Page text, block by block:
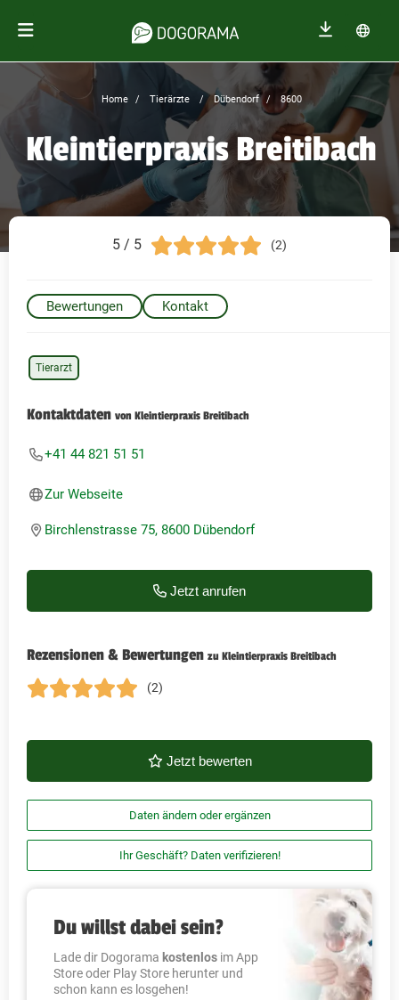
Home Tierärzte Dübendorf 8600
Kleintierpraxis Breitibach
5 / 5 (2)
Bewertungen Kontakt
Tierarzt
Kontaktdaten von Kleintierpraxis Breitibach
+41 44 821 51 51
Zur Webseite
Birchlenstrasse 75, 8600 Dübendorf
Jetzt anrufen
Rezensionen & Bewertungen zu Kleintierpraxis Breitibach
(2)
Jetzt bewerten
Daten ändern oder ergänzen
Ihr Geschäft? Daten verifizieren!
Du willst dabei sein?
Lade dir Dogorama kostenlos im App
Store oder Play Store herunter und
schon kann es losgehen!